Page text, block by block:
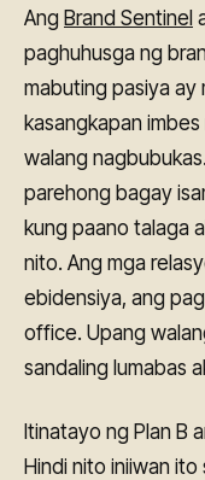
Ang Brand Sentinel
paghuhusga ng
mabuting pasiya ay
kasangkapan
walang
parehong bagay
kung paano talaga
nito. Ang mga
ebidensiya, ang
office. Upang
sandaling lumabas
Itinatayo ng Plan B
Hindi nito iniiwan